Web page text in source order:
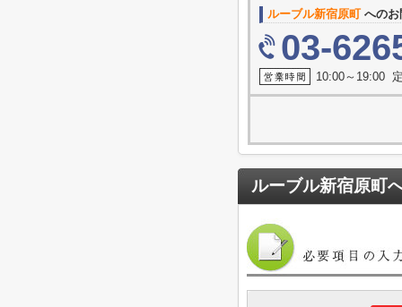
ルーブル新宿原町へのお
03-
10:00～19:00
ルーブル新宿原町